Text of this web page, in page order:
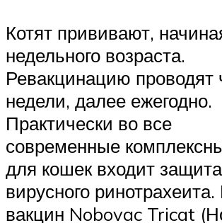
Котят прививают,
недельного возраста.
Ревакцинацию проводят
недели, далее ежегодно.
Практически во все
современные
для кошек входит
вирусного
вакцин Nobovac Tricat